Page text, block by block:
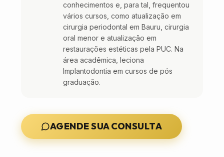
conhecimentos e, para tal, frequentou
vários cursos, como atualização em
cirurgia periodontal em Bauru, cirurgia
oral menor e atualização em
restaurações estéticas pela PUC. Na
área acadêmica, leciona
Implantodontia em cursos de pós
graduação.
AGENDE SUA CONSULTA